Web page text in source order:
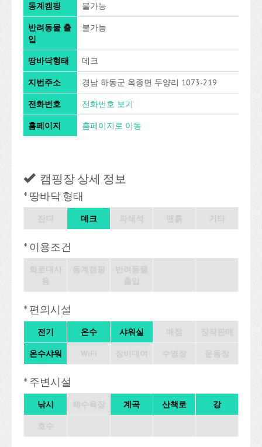
동계캠핑 불가능
반려동물 출
입
불가능
땅바닥형태 데크
지번주소 경남 하동군 옥종면 두양리 1073-219
전화번호 전화번호 보기
홈페이지 홈페이지로 이동
캠핑장 상세 정보
* 땅바닥 형태
데크
* 이용조건
* 편의시설
전기 온수 샤워실
온수샤워
* 주변시설
낚시 계곡 산책로 강